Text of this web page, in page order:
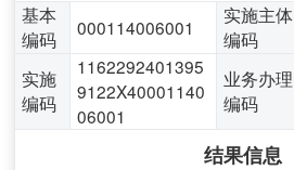
基本
编码
000114006001
实施主体
编码
实施
编码
1162292401395
9122X40001140
06001
业务办理
编码
结果信息